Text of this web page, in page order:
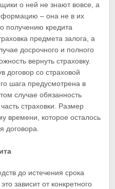
о ней не знают вовсе, а
– она не в их
получению кредита
предмета залога, а
досрочного и полного
вернуть страховку.
договор со страховой
шага предусмотрена в
случае обязанность
страховки. Размер
времени, которое осталось
договора.
до истечения срока
зависит от конкретного